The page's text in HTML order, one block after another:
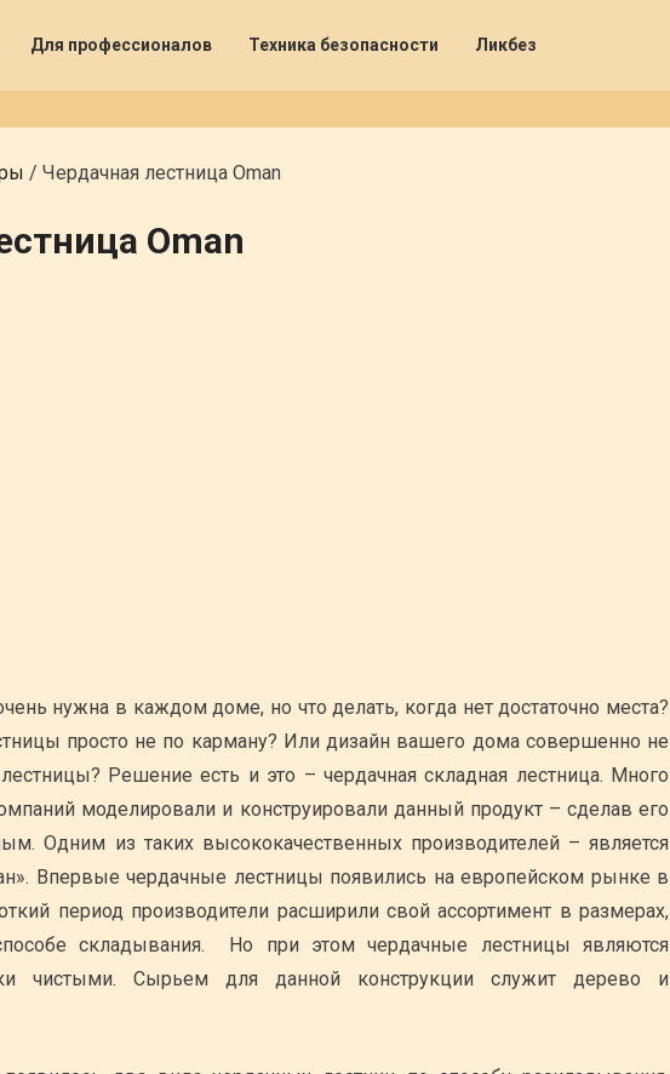
Для профессионалов Техника безопасности Ликбез
/ Чердачная лестница Oman
Oman
нужна в каждом доме, но что делать, когда нет достаточно места?
просто не по карману? Или дизайн вашего дома совершенно не
Решение есть и это – чердачная складная лестница. Много
моделировали и конструировали данный продукт – сделав его
Одним из таких высококачественных производителей – является
Впервые чердачные лестницы появились на европейском рынке в
период производители расширили свой ассортимент в размерах,
складывания. Но при этом чердачные лестницы являются
чистыми. Сырьем для данной конструкции служит дерево и